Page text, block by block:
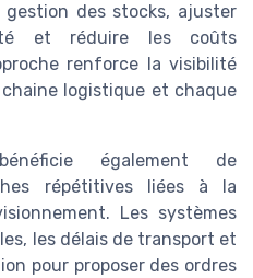
des stocks, ajuster
et réduire les coûts
renforce la visibilité
logistique et chaque
également de
répétitives liées à la
Les systèmes
les délais de transport et
pour proposer des ordres